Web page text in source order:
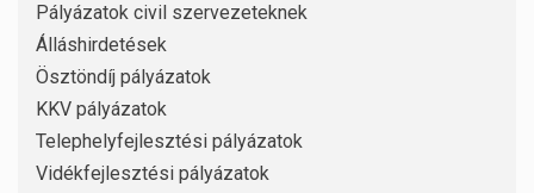
Pályázatok civil szervezeteknek
Álláshirdetések
Ösztöndíj pályázatok
KKV pályázatok
Telephelyfejlesztési pályázatok
Vidékfejlesztési pályázatok